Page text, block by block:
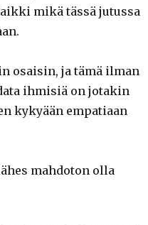
mikä tässä jutussa
osaisin, ja tämä ilman
ihmisiä on jotakin
kykyään empatiaan
mahdoton olla